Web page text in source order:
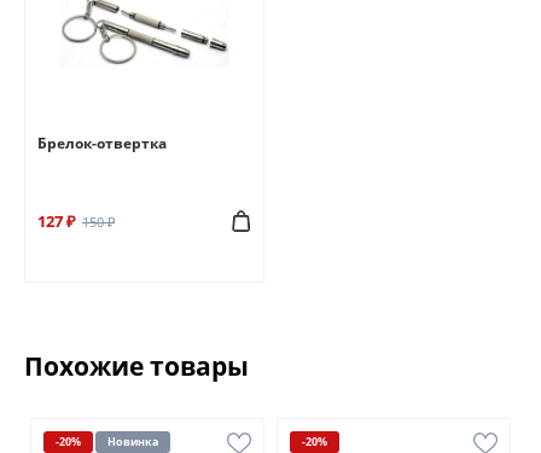
Брелок-отвертка
127 ₽ 150 ₽
Похожие товары
-20% Новинка -20%